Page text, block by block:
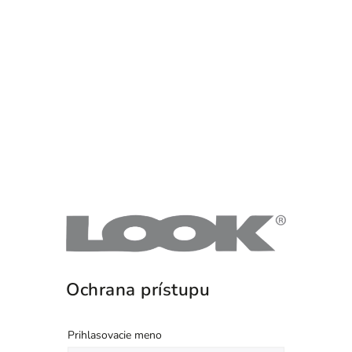
Ochrana prístupu
Prihlasovacie meno